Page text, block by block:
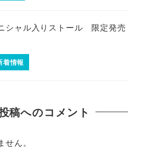
シャル入りストール 限定発売
着情報
稿へのコメント
ん。